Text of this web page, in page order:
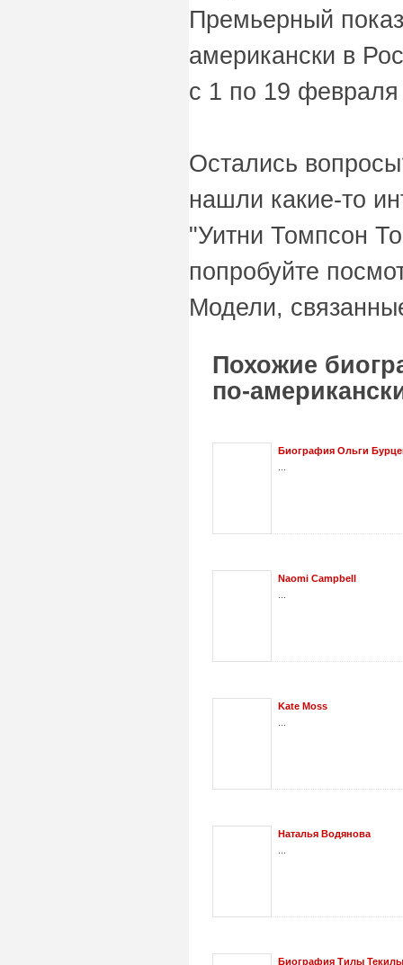
Премьерный
американски в
с 1 по 19 февраля
Остались
нашли какие-то
"Уитни Томпсон
попробуйте
Модели,
Похожие
по-
Биография Ольги
Naomi Campbell
Kate Moss
Наталья Водянова
Биография Тилы Текилы